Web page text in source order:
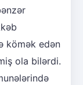
kömək edən
ola bilərdi.